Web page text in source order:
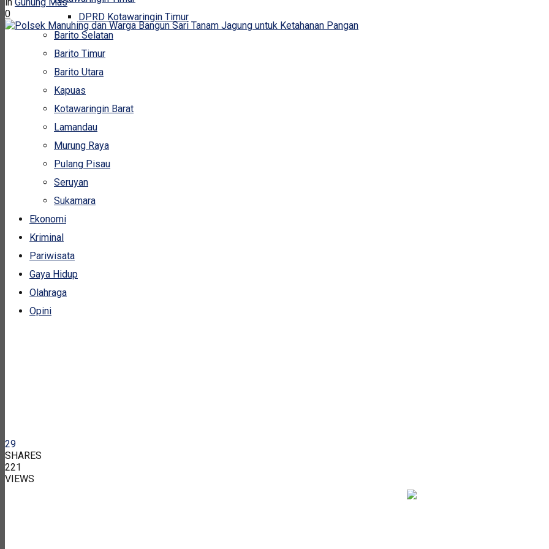
DPRD Kotawaringin Timur
Barito Selatan
Barito Timur
Barito Utara
Kapuas
Kotawaringin Barat
Lamandau
Murung Raya
Pulang Pisau
Seruyan
Sukamara
Ekonomi
Kriminal
Pariwisata
Gaya Hidup
Olahraga
Opini
0
29
SHARES
221
VIEWS